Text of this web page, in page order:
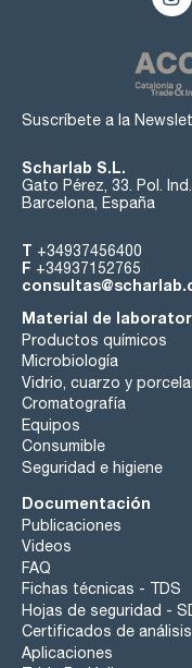
Suscríbete a la
Scharlab S.L.
Gato Pérez, 33. Pol.
Barcelona, España
T +34937456400
F +34937152765
Material de
Productos químicos
Microbiología
Vidrio, cuarzo y
Cromatografía
Equipos
Consumible
Seguridad e higiene
Documentación
Publicaciones
Videos
FAQ
Fichas técnicas - TDS
Hojas de seguridad -
Certificados de
Aplicaciones